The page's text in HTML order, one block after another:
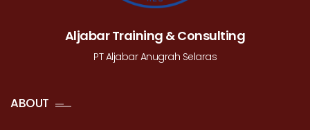
Aljabar Training & Consulting
PT Aljabar Anugrah Selaras
ABOUT